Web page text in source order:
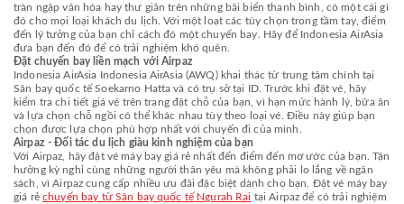
tràn ngập văn hóa hay thư giãn trên những bãi biển thanh bình, có một cái gì
đó cho mọi loại khách du lịch. Với một loạt các tùy chọn trong tầm tay, điểm
đến lý tưởng của bạn chỉ cách đó một chuyến bay. Hãy để Indonesia AirAsia
đưa bạn đến đó để có trải nghiệm khó quên.
Đặt chuyến bay liền mạch với Airpaz
Indonesia AirAsia Indonesia AirAsia (AWQ) khai thác từ trung tâm chính tại
Sân bay quốc tế Soekarno Hatta và có trụ sở tại ID. Trước khi đặt vé, hãy
kiểm tra chi tiết giá vé trên trang đặt chỗ của bạn, vì hạn mức hành lý, bữa ăn
và lựa chọn chỗ ngồi có thể khác nhau tùy theo loại vé. Điều này giúp bạn
chọn được lựa chọn phù hợp nhất với chuyến đi của mình.
Airpaz - Đối tác du lịch giàu kinh nghiệm của bạn
Với Airpaz, hãy đặt vé máy bay giá rẻ nhất đến điểm đến mơ ước của bạn. Tận
hưởng kỳ nghỉ cùng những người thân yêu mà không phải lo lắng về ngân
sách, vì Airpaz cung cấp nhiều ưu đãi đặc biệt dành cho bạn. Đặt vé máy bay
giá rẻ chuyến bay từ Sân bay quốc tế Ngurah Rai tại Airpaz để có trải nghiệm